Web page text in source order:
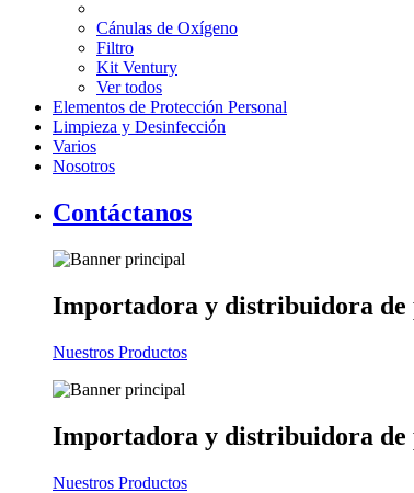
Cánulas de Oxígeno
Filtro
Kit Ventury
Ver todos
Elementos de Protección Personal
Limpieza y Desinfección
Varios
Nosotros
Contáctanos
Importadora y distribuidora de
Nuestros Productos
Importadora y distribuidora de
Nuestros Productos